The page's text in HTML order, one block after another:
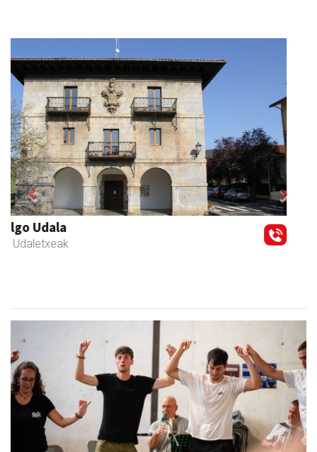
AMC Mecanocaucho
Asteasu - Industria hornidurak
Previous Next